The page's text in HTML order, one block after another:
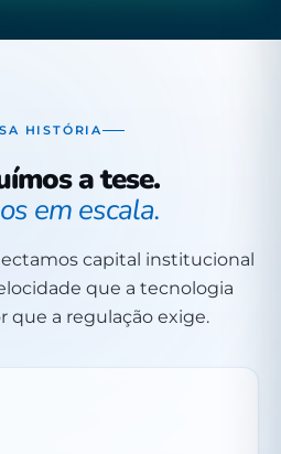
HISTÓRIA
a tese.
em escala.
capital institucional
que a tecnologia
que a regulação exige.